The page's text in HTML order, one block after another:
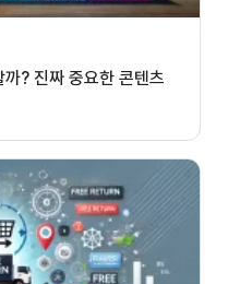
? 진짜 중요한 콘텐츠